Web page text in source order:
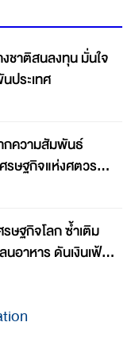
ชาติสนลงทุน มั่นใจ
ประเทศ
กความสัมพันธ์
ษฐกิจแห่งศตวรรษ
รษฐกิจโลก ซ้ำเติม
อาหาร ดันเงินเฟ้อ